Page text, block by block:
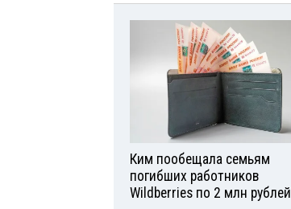
Ким пообещала семьям
погибших работников
Wildberries по 2 млн рублей